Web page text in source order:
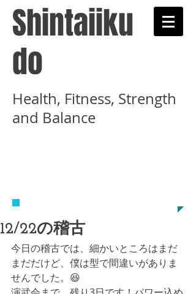
Shintaiiku
do
Health, Fitness, Strength
and Balance
12/22の稽古
今日の稽古では、細かいところはまだ
まだだけど、僕は型で間違いがありま
せんでした。😆